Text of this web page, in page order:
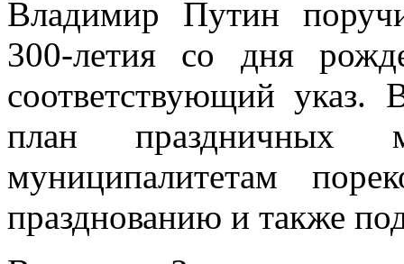
Владимир Путин
300-летия со дня
соответствующий указ.
план праздничных
муниципалитетам
празднованию и также